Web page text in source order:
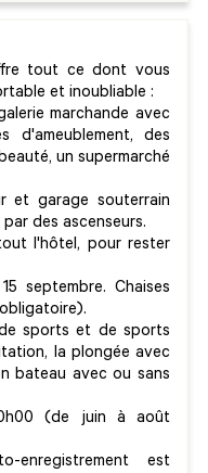
tout ce dont vous
et inoubliable :
marchande avec
d'ameublement, des
un supermarché
et garage souterrain
des ascenseurs.
l'hôtel, pour rester
septembre. Chaises
sports et de sports
la plongée avec
bateau avec ou sans
(de juin à août
enregistrement est